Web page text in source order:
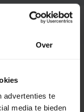
Over
advertenties te
media te bieden
T 50W/825 PG12-1
rood, goud).